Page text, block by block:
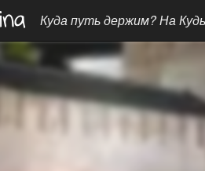
Куда путь держим? На